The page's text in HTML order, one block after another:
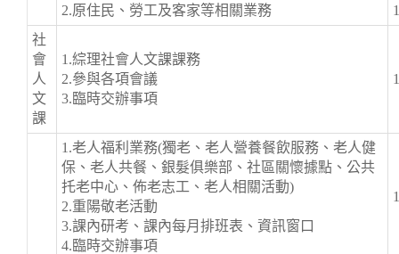
2.原住民、勞工及客家等相關業務
社
會
人
文
課
1.綜理社會人文課課務
2.參與各項會議
3.臨時交辦事項
1.老人福利業務(獨老、老人營養餐飲服務、老人健
保、老人共餐、銀髮俱樂部、社區關懷據點、公共
托老中心、佈老志工、老人相關活動)
2.重陽敬老活動
3.課內研考、課內每月排班表、資訊窗口
4.臨時交辦事項